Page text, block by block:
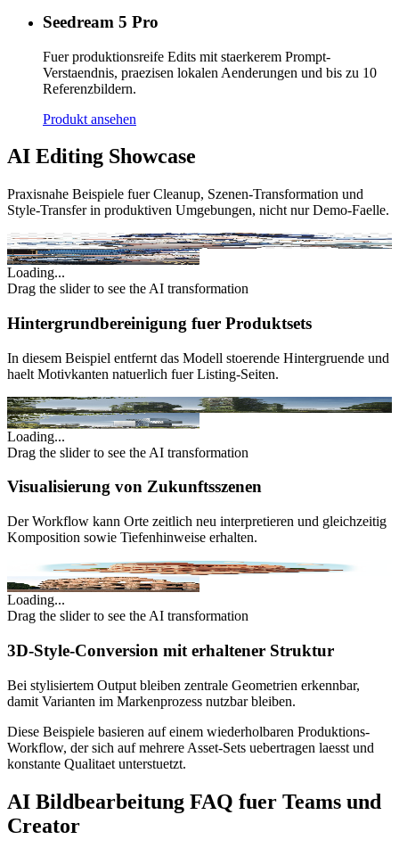
Seedream 5 Pro
Fuer produktionsreife Edits mit staerkerem Prompt-
Verstaendnis, praezisen lokalen Aenderungen und bis zu 10
Referenzbildern.
Produkt ansehen
AI Editing Showcase
Praxisnahe Beispiele fuer Cleanup, Szenen-Transformation und
Style-Transfer in produktiven Umgebungen, nicht nur Demo-Faelle.
Original
AI Enhanced
Loading...
Drag the slider to see the AI transformation
Hintergrundbereinigung fuer Produktsets
In diesem Beispiel entfernt das Modell stoerende Hintergruende und
haelt Motivkanten natuerlich fuer Listing-Seiten.
Original
AI Enhanced
Loading...
Drag the slider to see the AI transformation
Visualisierung von Zukunftsszenen
Der Workflow kann Orte zeitlich neu interpretieren und gleichzeitig
Komposition sowie Tiefenhinweise erhalten.
Original
AI Enhanced
Loading...
Drag the slider to see the AI transformation
3D-Style-Conversion mit erhaltener Struktur
Bei stylisiertem Output bleiben zentrale Geometrien erkennbar,
damit Varianten im Markenprozess nutzbar bleiben.
Diese Beispiele basieren auf einem wiederholbaren Produktions-
Workflow, der sich auf mehrere Asset-Sets uebertragen laesst und
konstante Qualitaet unterstuetzt.
AI Bildbearbeitung FAQ fuer Teams und
Creator